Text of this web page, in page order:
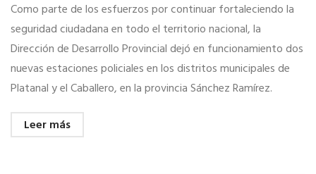
Como parte de los esfuerzos por continuar fortaleciendo la
seguridad ciudadana en todo el territorio nacional, la
Dirección de Desarrollo Provincial dejó en funcionamiento dos
nuevas estaciones policiales en los distritos municipales de
Platanal y el Caballero, en la provincia Sánchez Ramírez.
Leer más